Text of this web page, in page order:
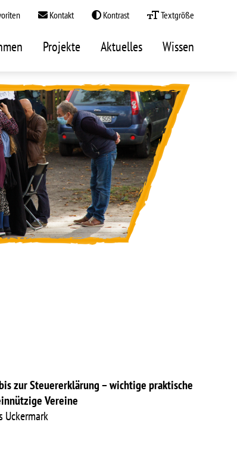
Kontakt Kontrast Textgröße
Projekte Aktuelles Wissen
zurSteuererklärung – wichtige praktische
Vereine
Uckermark